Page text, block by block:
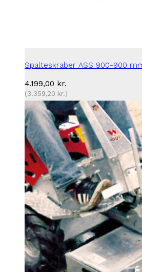
Spalteskraber ASS 900-900
4.199,00 kr.
(3.359,20 kr.)